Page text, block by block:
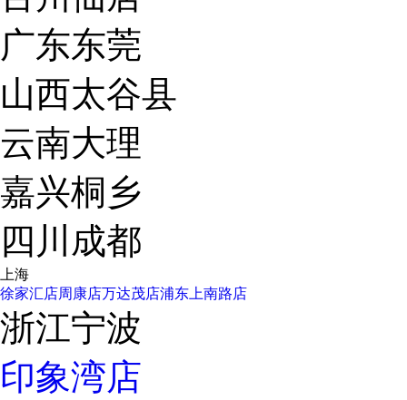
广东东莞
山西太谷县
云南大理
嘉兴桐乡
四川成都
上海
徐家汇店周康店万达茂店浦东上南路店
浙江宁波
印象湾店